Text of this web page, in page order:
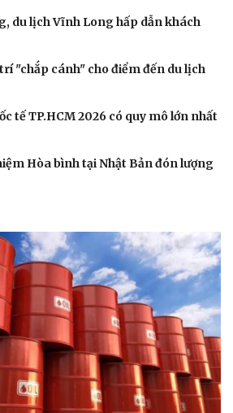
du lịch Vĩnh Long hấp dẫn khách
"chắp cánh" cho điểm đến du lịch
tế TP.HCM 2026 có quy mô lớn nhất
Hòa bình tại Nhật Bản đón lượng